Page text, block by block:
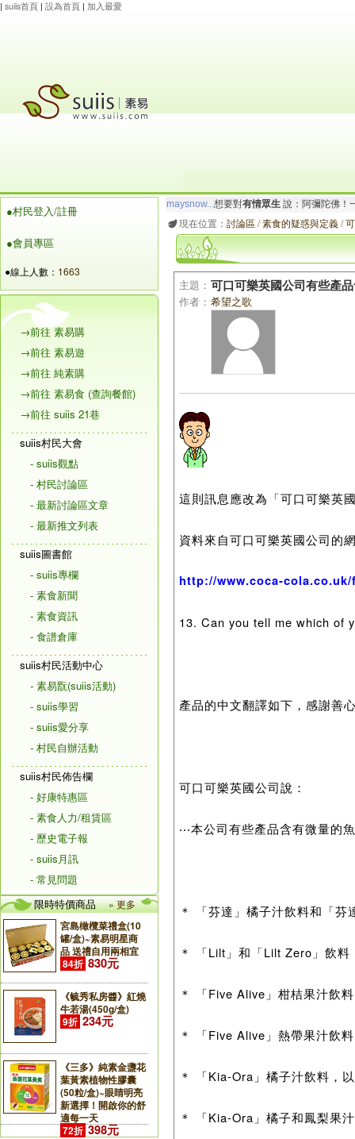
| suiis首頁 | 設為首頁 | 加入最愛
●村民登入/註冊
●會員專區
●線上人數： 1663
→前往 素易購
→前往 素易遊
→前往 純素購
→前往 素易食 (查詢餐館)
→前往 suiis 21巷
suiis村民大會
- suiis觀點
- 村民討論區
- 最新討論區文章
- 最新推文列表
suiis圖書館
- suiis專欄
- 素食新聞
- 素食資訊
- 食譜倉庫
suiis村民活動中心
- 素易翫(suiis活動)
- suiis學習
- suiis愛分享
- 村民自辦活動
suiis村民佈告欄
- 好康特惠區
- 素食人力/租賃區
- 歷史電子報
- suiis月訊
- 常見問題
限時特價商品
» 更多
宮島橄欖菜禮盒(10
罐/盒)~素易明星商
品 送禮自用兩相宜
84折 830元
《毓秀私房醬》紅燒
牛若湯(450g/盒)
9折 234元
《三多》純素金盞花
葉黃素植物性膠囊
(50粒/盒)~眼睛明亮
新選擇！開啟你的舒
適每一天
72折 398元
maysnow...想要對有情眾生 說：阿彌陀佛！
玲瓏虹想要對 有情眾生說：南無大願地藏王
現在位置： 討論區/素食的疑惑與定義/
主題： 可口可樂英國公司有些產
作者： 希望之歌
這則訊息應改為「可口可樂英
資料來自可口可樂英國公司的
http://www.coca-
13. Can you tell me which of
產品的中文翻譯如下，感謝善
可口可樂英國公司說：
‧‧‧本公司有些產品含有微量
＊ 「芬達」橘子汁飲料和「芬
＊ 「Lilt」和「Lilt Zero」飲料
＊ 「Five Alive」柑桔果汁飲料
＊ 「Five Alive」熱帶果汁飲料
＊ 「Kia-Ora」橘子汁飲料，
＊ 「Kia-Ora」橘子和鳳梨果